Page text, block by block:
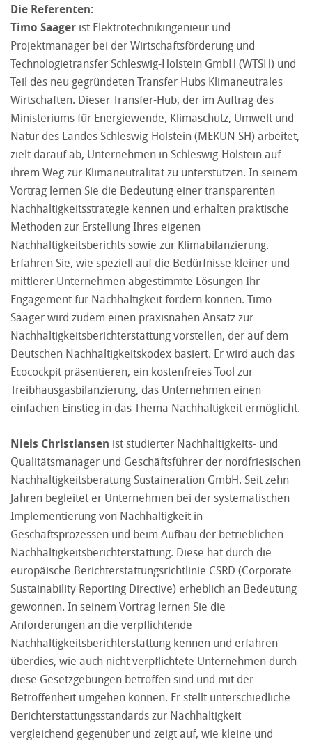
Die Referenten:
Timo Saager ist Elektrotechnikingenieur und
Projektmanager bei der Wirtschaftsförderung und
Technologietransfer Schleswig-Holstein GmbH (WTSH) und
Teil des neu gegründeten Transfer Hubs Klimaneutrales
Wirtschaften. Dieser Transfer-Hub, der im Auftrag des
Ministeriums für Energiewende, Klimaschutz, Umwelt und
Natur des Landes Schleswig-Holstein (MEKUN SH) arbeitet,
zielt darauf ab, Unternehmen in Schleswig-Holstein auf
ihrem Weg zur Klimaneutralität zu unterstützen. In seinem
Vortrag lernen Sie die Bedeutung einer transparenten
Nachhaltigkeitsstrategie kennen und erhalten praktische
Methoden zur Erstellung Ihres eigenen
Nachhaltigkeitsberichts sowie zur Klimabilanzierung.
Erfahren Sie, wie speziell auf die Bedürfnisse kleiner und
mittlerer Unternehmen abgestimmte Lösungen Ihr
Engagement für Nachhaltigkeit fördern können. Timo
Saager wird zudem einen praxisnahen Ansatz zur
Nachhaltigkeitsberichterstattung vorstellen, der auf dem
Deutschen Nachhaltigkeitskodex basiert. Er wird auch das
Ecocockpit präsentieren, ein kostenfreies Tool zur
Treibhausgasbilanzierung, das Unternehmen einen
einfachen Einstieg in das Thema Nachhaltigkeit ermöglicht.
Niels Christiansen ist studierter Nachhaltigkeits- und
Qualitätsmanager und Geschäftsführer der nordfriesischen
Nachhaltigkeitsberatung Sustaineration GmbH. Seit zehn
Jahren begleitet er Unternehmen bei der systematischen
Implementierung von Nachhaltigkeit in
Geschäftsprozessen und beim Aufbau der betrieblichen
Nachhaltigkeitsberichterstattung. Diese hat durch die
europäische Berichterstattungsrichtlinie CSRD (Corporate
Sustainability Reporting Directive) erheblich an Bedeutung
gewonnen. In seinem Vortrag lernen Sie die
Anforderungen an die verpflichtende
Nachhaltigkeitsberichterstattung kennen und erfahren
überdies, wie auch nicht verpflichtete Unternehmen durch
diese Gesetzgebungen betroffen sind und mit der
Betroffenheit umgehen können. Er stellt unterschiedliche
Berichterstattungsstandards zur Nachhaltigkeit
vergleichend gegenüber und zeigt auf, wie kleine und